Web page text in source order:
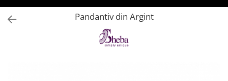
Pandantiv din Argint